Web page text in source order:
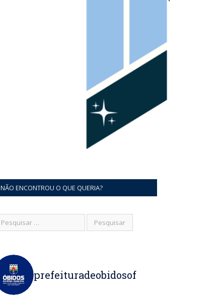
NÃO ENCONTROU O QUE QUERIA?
prefeituradeobidosof